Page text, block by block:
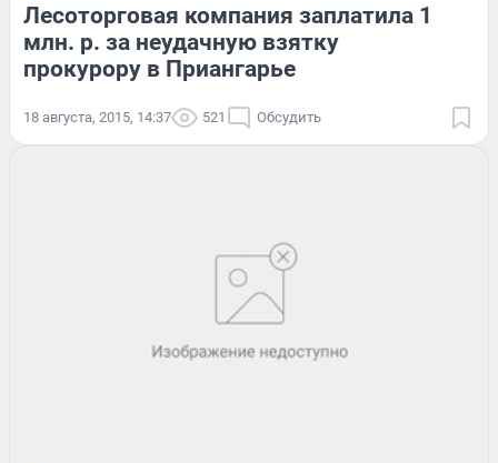
Лесоторговая компания заплатила 1
млн. р. за неудачную взятку
прокурору в Приангарье
18 августа, 2015, 14:37 521 Обсудить